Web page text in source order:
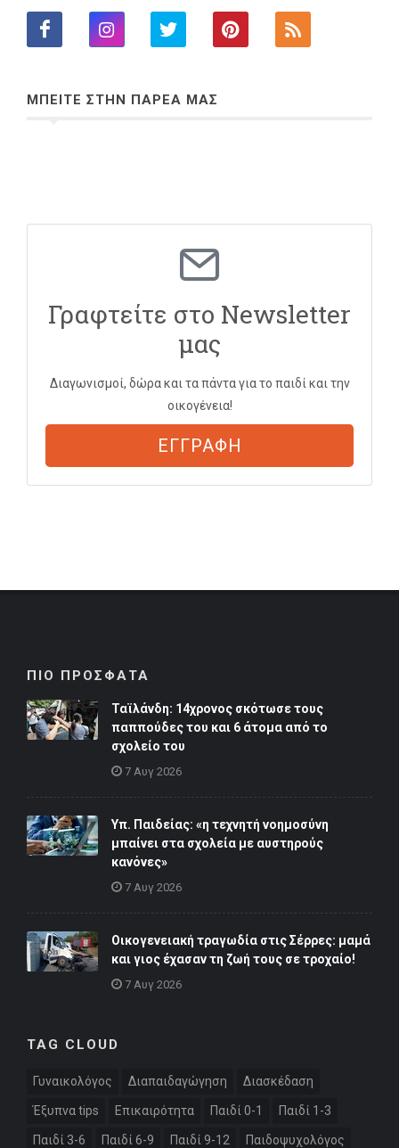
ΜΠΕΙΤΕ ΣΤΗΝ ΠΑΡΕΑ ΜΑΣ
Γραφτείτε στο Newsletter
μας
Διαγωνισμοί, δώρα και τα πάντα για το παιδί και την
οικογένεια!
ΕΓΓΡΑΦΗ
ΠΙΟ ΠΡΟΣΦΑΤΑ
Ταϊλάνδη: 14χρονος σκότωσε τους
παππούδες του και 6 άτομα από το
σχολείο του
7 Αυγ 2026
Υπ. Παιδείας: «η τεχνητή νοημοσύνη
μπαίνει στα σχολεία με αυστηρούς
κανόνες»
7 Αυγ 2026
Οικογενειακή τραγωδία στις Σέρρες: μαμά
και γιος έχασαν τη ζωή τους σε τροχαίο!
7 Αυγ 2026
TAG CLOUD
Γυναικολόγος Διαπαιδαγώγηση Διασκέδαση
Έξυπνα tips Επικαιρότητα Παιδί 0-1 Παιδί 1-3
Παιδί 3-6 Παιδί 6-9 Παιδί 9-12 Παιδοψυχολόγος